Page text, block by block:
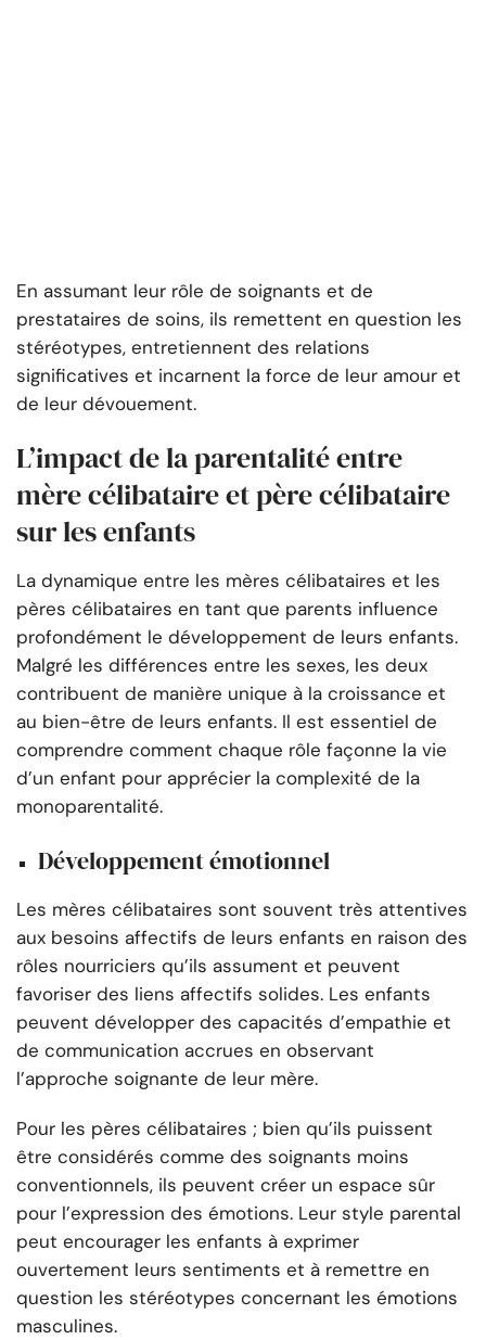
En assumant leur rôle de soignants et de
prestataires de soins, ils remettent en question les
stéréotypes, entretiennent des relations
significatives et incarnent la force de leur amour et
de leur dévouement.
L’impact de la parentalité entre
mère célibataire et père célibataire
sur les enfants
La dynamique entre les mères célibataires et les
pères célibataires en tant que parents influence
profondément le développement de leurs enfants.
Malgré les différences entre les sexes, les deux
contribuent de manière unique à la croissance et
au bien-être de leurs enfants. Il est essentiel de
comprendre comment chaque rôle façonne la vie
d’un enfant pour apprécier la complexité de la
monoparentalité.
Développement émotionnel
Les mères célibataires sont souvent très attentives
aux besoins affectifs de leurs enfants en raison des
rôles nourriciers qu’ils assument et peuvent
favoriser des liens affectifs solides. Les enfants
peuvent développer des capacités d’empathie et
de communication accrues en observant
l’approche soignante de leur mère.
Pour les pères célibataires ; bien qu’ils puissent
être considérés comme des soignants moins
conventionnels, ils peuvent créer un espace sûr
pour l’expression des émotions. Leur style parental
peut encourager les enfants à exprimer
ouvertement leurs sentiments et à remettre en
question les stéréotypes concernant les émotions
masculines.